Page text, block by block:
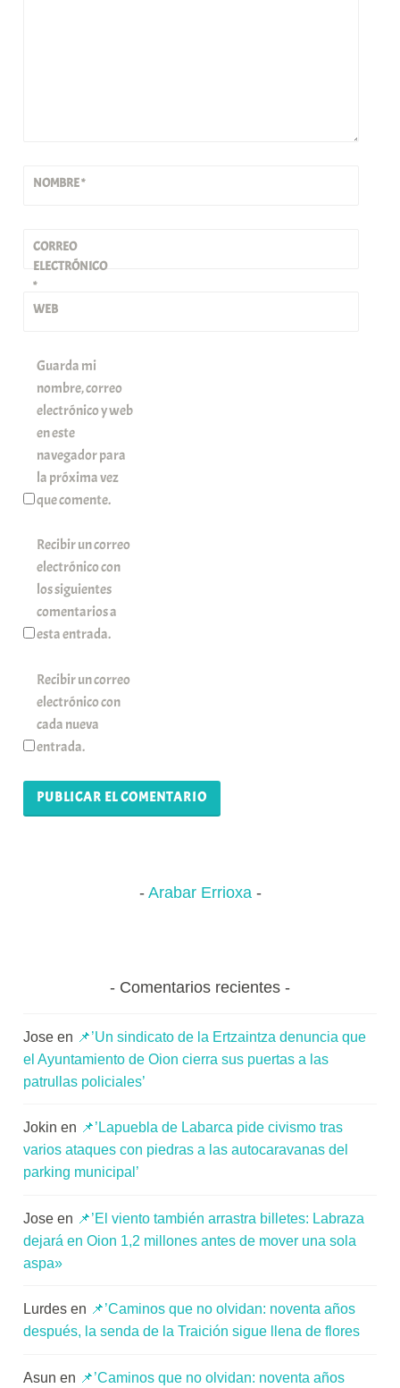
NOMBRE*
CORREO
ELECTRÓNICO
*
WEB
Guarda mi
nombre, correo
electrónico y web
en este
navegador para
la próxima vez
que comente.
Recibir un correo
electrónico con
los siguientes
comentarios a
esta entrada.
Recibir un correo
electrónico con
cada nueva
entrada.
Arabar Errioxa
Comentarios recientes
Jose en 📌’Un sindicato de la Ertzaintza denuncia que
el Ayuntamiento de Oion cierra sus puertas a las
patrullas policiales’
Jokin en 📌’Lapuebla de Labarca pide civismo tras
varios ataques con piedras a las autocaravanas del
parking municipal’
Jose en 📌’El viento también arrastra billetes: Labraza
dejará en Oion 1,2 millones antes de mover una sola
aspa»
Lurdes en 📌’Caminos que no olvidan: noventa años
después, la senda de la Traición sigue llena de flores
Asun en 📌’Caminos que no olvidan: noventa años